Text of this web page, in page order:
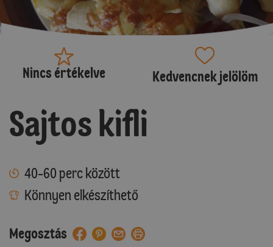
Nincs értékelve Kedvencnek jelölöm
Sajtos kifli
40-60 perc között
Könnyen elkészíthető
Megosztás